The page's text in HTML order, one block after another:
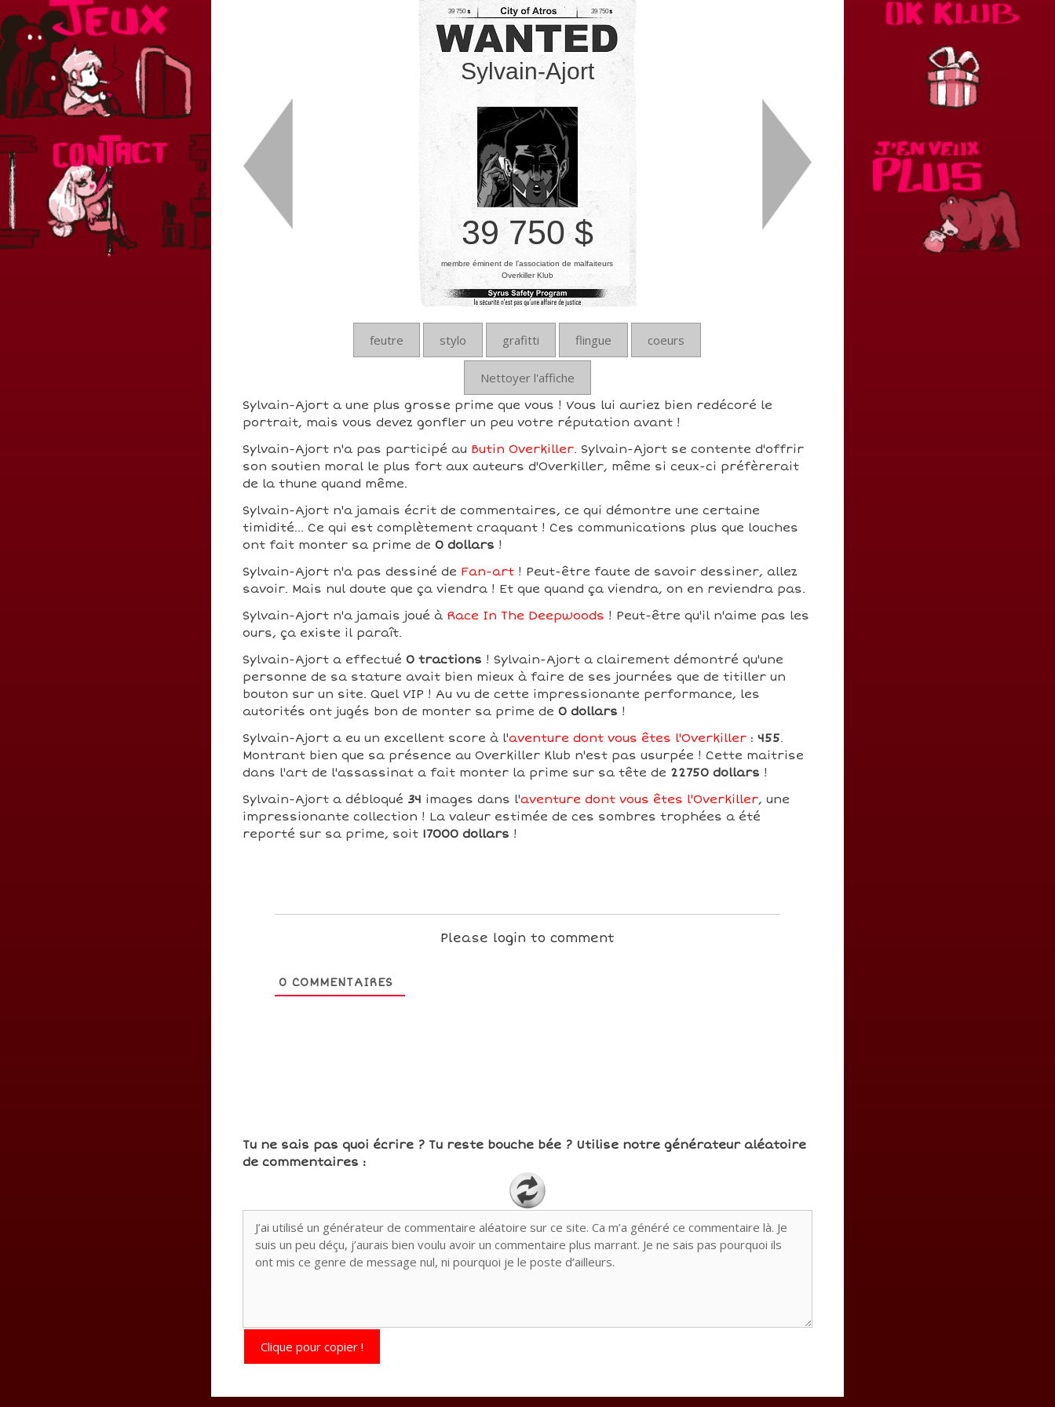
39 750
Sylvain-Ajort
39 750
39 750 $
membre éminent de l’association de malfaiteurs
Overkiller Klub
feutre stylo grafitti flingue coeurs
Nettoyer l'affiche
Sylvain-Ajort a une plus grosse prime que vous ! Vous lui auriez bien redécoré le
portrait, mais vous devez gonfler un peu votre réputation avant !
Sylvain-Ajort n'a pas participé au Butin Overkiller. Sylvain-Ajort se contente d'offrir
son soutien moral le plus fort aux auteurs d'Overkiller, même si ceux-ci préfèrerait
de la thune quand même.
Sylvain-Ajort n'a jamais écrit de commentaires, ce qui démontre une certaine
timidité... Ce qui est complètement craquant ! Ces communications plus que louches
ont fait monter sa prime de 0 dollars !
Sylvain-Ajort n'a pas dessiné de Fan-art! Peut-être faute de savoir dessiner, allez
savoir. Mais nul doute que ça viendra ! Et que quand ça viendra, on en reviendra pas.
Sylvain-Ajort n'a jamais joué à Race In The Deepwoods ! Peut-être qu'il n'aime pas les
ours, ça existe il paraît.
Sylvain-Ajort a effectué 0 tractions ! Sylvain-Ajort a clairement démontré qu'une
personne de sa stature avait bien mieux à faire de ses journées que de titiller un
bouton sur un site. Quel VIP ! Au vu de cette impressionante performance, les
autorités ont jugés bon de monter sa prime de 0 dollars !
Sylvain-Ajort a eu un excellent score à l'aventure dont vous êtes l'Overkiller: 455.
Montrant bien que sa présence au Overkiller Klub n'est pas usurpée ! Cette maitrise
dans l'art de l'assassinat a fait monter la prime sur sa tête de 22750 dollars !
Sylvain-Ajort a débloqué 34 images dans l'aventure dont vous êtes l'Overkiller, une
impressionante collection ! La valeur estimée de ces sombres trophées a été
reporté sur sa prime, soit 17000 dollars !
Please login to comment
0 COMMENTAIRES
Tu ne sais pas quoi écrire ? Tu reste bouche bée ? Utilise notre générateur aléatoire
de commentaires :
Clique pour copier !